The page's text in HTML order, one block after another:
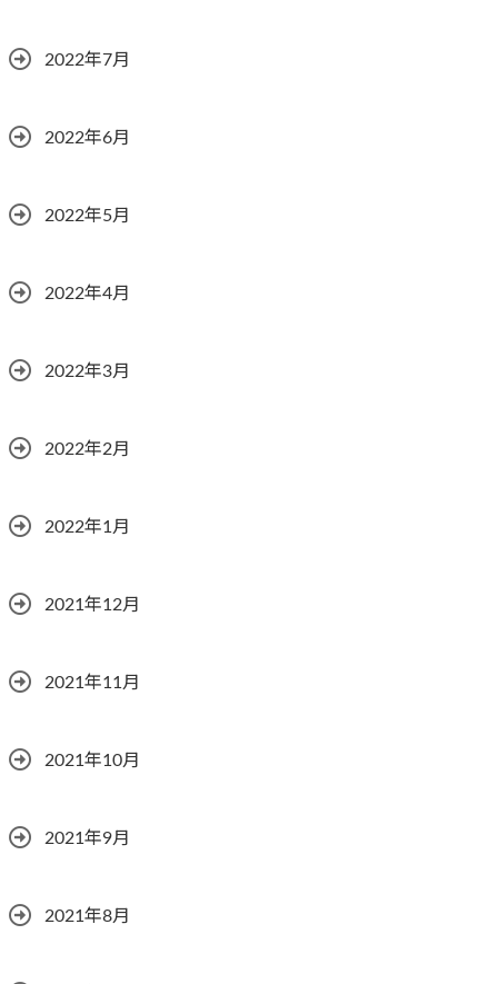
2022年7月
2022年6月
2022年5月
2022年4月
2022年3月
2022年2月
2022年1月
2021年12月
2021年11月
2021年10月
2021年9月
2021年8月